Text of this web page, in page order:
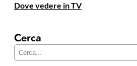
Dove vedere in TV
Cerca
e